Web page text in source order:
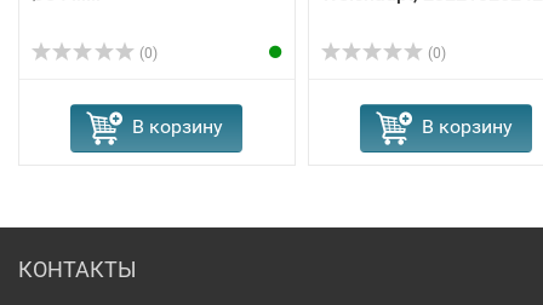
(0)
В корзину
(0)
В корзину
КОНТАКТЫ